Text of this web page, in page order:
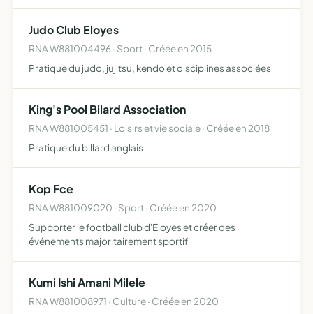
mythes et lé…
Judo Club Eloyes
RNA W881004496 · Sport · Créée en 2015
Pratique du judo, jujitsu, kendo et disciplines associées
King's Pool Bilard Association
RNA W881005451 · Loisirs et vie sociale · Créée en 2018
Pratique du billard anglais
Kop Fce
RNA W881009020 · Sport · Créée en 2020
Supporter le football club d'Eloyes et créer des
événements majoritairement sportif
Kumi Ishi Amani Milele
RNA W881008971 · Culture · Créée en 2020